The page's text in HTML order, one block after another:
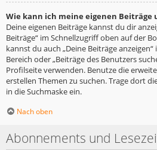
Wie kann ich meine eigenen Beiträge
Deine eigenen Beiträge kannst du dir
Beiträge“ im Schnellzugriff oben auf der
kannst du auch „Deine Beiträge
Bereich oder „Beiträge des Benutzers
Profilseite verwenden. Benutze die
erstellen Themen zu suchen. Trage dort
in die Suchmaske ein.
Nach oben
Abonnements und